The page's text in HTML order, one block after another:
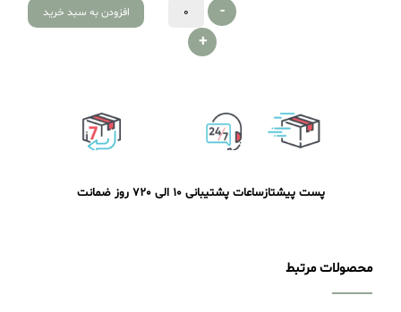
-
+
افزودن به سبد خرید
پست پیشتازساعات پشتیبانی 10 الی 20 7 روز ضمانت
محصولات مرتبط